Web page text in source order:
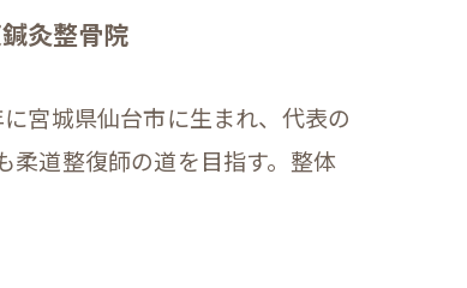
灸整骨院
宮城県仙台市に生まれ、代表の
柔道整復師の道を目指す。整体